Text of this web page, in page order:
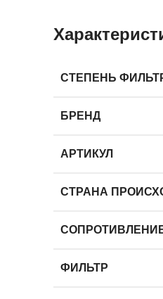
СТЕПЕНЬ
БРЕНД
АРТИКУЛ
СТРАНА
ФИЛЬТР